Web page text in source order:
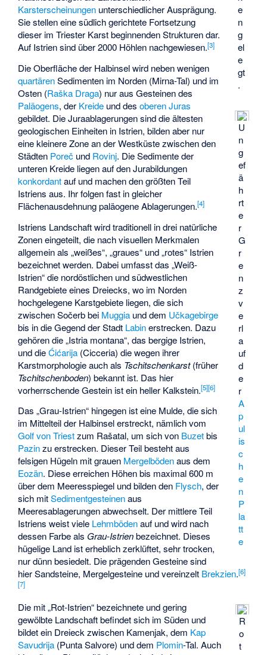
e
n
g
el
e
gt
.
U
n
g
ef
ä
h
rt
e
r
G
r
e
n
z
v
e
rl
a
uf
d
e
r
A
p
ul
is
c
h
e
n
P
la
tt
e
Karsterscheinungen unterschiedlicher Ausprägung.
Sie stellen eine südlich gerichtete Fortsetzung
dieser im Triester Karst beginnenden Strukturen dar.
Auf Istrien sind über 2000 Höhlen nachgewiesen.[3]
Die Oberfläche der Halbinsel wird neben wenigen
quartärenSedimenten im Norden (Mirna-Tal) und im
Osten (Raška Draga) nur aus Gesteinen des
Paläogens, der Kreide und desoberen Juras
gebildet. Die Juraablagerungen sind die ältesten
geologischen Einheiten in Istrien, bilden aber nur
eine kleinere Zone an der Westküste zwischen den
Städten Poreč und Rovinj. Die Sedimente der
unteren Kreide liegen auf den Jurabildungen
konkordantauf und machen den größten Teil
Istriens aus. Ihr folgen fast in gleicher
Flächenausdehnung paläogene Ablagerungen.[4]
Istriens Landschaft wird traditionell in drei natürliche
Zonen eingeteilt, die nach visuellen Merkmalen
allgemein als „weißes“, „graues“ und „rotes“ Istrien
bezeichnet werden. Dabei umfasst das „Weiß-
Istrien“ die nordöstlichen und südwestlichen
Randgebiete eines Dreiecks, wo im Norden
hochgelegene Karstgebiete liegen, die sich
zwischenSočerbbei Muggia und dem Učkagebirge
bis in die Gegend der Stadt Labinerstrecken. Dazu
gehören die „Istria montana“, das bergige Istrien,
und dieĆićarija (Cicceria) die wegen ihrer
Karstmorphologie auch als Tschitschenkarst(früher
Tschitschenboden) bekannt ist. Das hier
vorherrschende Gestein ist ein heller Kalkstein.[5][6]
Das „Grau-Istrien“ hingegen ist eine Mulde, die sich
im Mittelteil der Halbinsel erstreckt, nämlich vom
Golf von Triestzum Rašatal, um sich von Buzetbis
Pazinzu erstrecken. Dieser Teil besteht aus
felsigen Hügeln mit grauen Mergelbödenaus dem
Eozän. Diese erreichen Höhen bis maximal 600 m
über dem Meeresspiegel und bilden den Flysch, der
sich mitSedimentgesteinenaus
Meeresablagerungen abwechselt. Der mittlere Teil
Istriens weist viele Lehmbödenauf und wird nach
dessen Farbe als Grau-Istrienbezeichnet. Dieses
hügelige Land ist erheblich zerklüftet, sehr trocken,
nur dünn besiedelt. Die prägenden Gesteine sind
hier Sandsteine, Mergelgesteine und vereinzelt Brekzien.[6]
[7]
R
o
t
Die mit „Rot-Istrien“ bezeichnete und gering
gewölbte Landschaft befindet sich im Süden und
bildet ein Dreieck zwischen Kamenjak, dem Kap
Savudrija (Punta Salvore) und dem Plomin-Tal. Auch